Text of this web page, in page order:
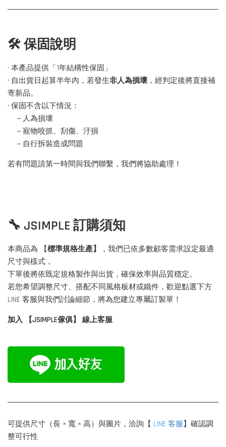
🛠 保固說明
• 本產品提供「1年結構性保固」
• 自出貨日起算半年內，若發生非人為損壞 ，經判定後將直接補
寄新品。
• 保固不含以下情況：
－人為損壞
－寵物咬抓、刮傷、汙損
－自行拆裝造成問題
若有問題請第一時間與我們聯繫，我們將協助處理！
🔧 JSIMPLE 訂購須知
本商品為 【標準規格生產】
，我們已依多數顧客需求設定最適
尺寸與樣式，
下單後將依既定規格製作與出貨，確保效率與品質穩定。
若您希望調整尺寸、搭配不同風格板材或鐵件，歡迎點選下方
LINE 客服與我們討論細節，將為您建立專屬訂製單！
加入 【JSIMPLE傢俱】 線上客服
可提供尺寸（長 × 寬 × 高）與圖片，洽詢【 LINE 客服】確認調
整可行性